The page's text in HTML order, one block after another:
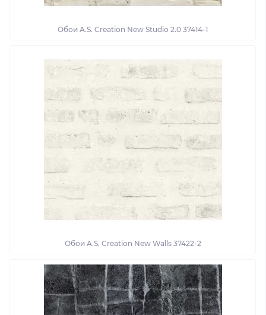
Обои A.S. Creation New Studio 2.0 37414-1
Обои A.S. Creation New Walls 37422-2